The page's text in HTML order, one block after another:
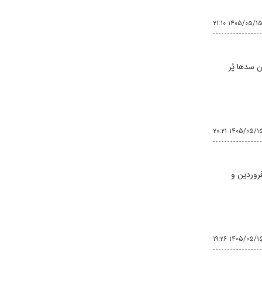
۱۴۰۵/۰۵/۱۵ ۲۱:۱۰
۵۸ درصد ظرفیت مخازن سدها پُر
۰۵/۱۵ ۲۰:۲۱
و
۰۵/۱۵ ۱۹:۲۶